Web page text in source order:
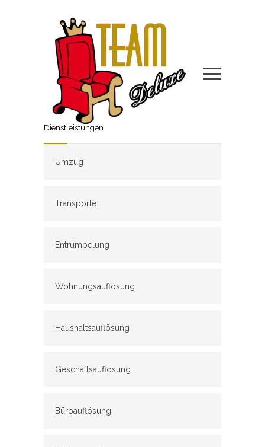
Dienstleistungen
Umzug
Transporte
Entrümpelung
Wohnungsauflösung
Haushaltsauflösung
Geschäftsauflösung
Büroauflösung